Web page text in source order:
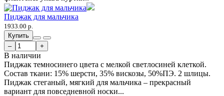
Пиджак для мальчика
1933.00 р.
Купить
–
+
В наличии
Пиджак темносинего цвета с мелкой светлосиней клеткой.
Состав ткани: 15% шерсти, 35% вискозы, 50%ПЭ. 2 шлицы.
Пиджак стеганый, мягкий для мальчика – прекрасный
вариант для повседневной носки...